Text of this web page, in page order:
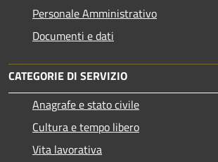
Personale Amministrativo
Documenti e dati
CATEGORIE DI SERVIZIO
Anagrafe e stato civile
Cultura e tempo libero
Vita lavorativa